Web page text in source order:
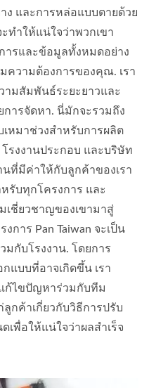
ง และการหล่อแบบตายด้วย
ทำให้แน่ใจว่าพวกเขา
ารและข้อมูลทั้งหมดอย่าง
ความต้องการของคุณ. เรา
มสัมพันธ์ระยะยาวและ
ารจัดหา. นี่มักจะรวมถึง
หมาช่วงสำหรับการผลิต
รงงานประกอบ และบริษัท
ที่มีค่าให้กับลูกค้าของเรา
รับทุกโครงการ และ
ชี่ยวชาญของเขามาสู่
การ Pan Taiwan จะเป็น
มกับโรงงาน. โดยการ
แบบที่อาจเกิดขึ้น เรา
ก้ไขปัญหาร่วมกับทีม
กค้าเกี่ยวกับวิธีการปรับ
พื่อให้แน่ใจว่าผลสำเร็จ